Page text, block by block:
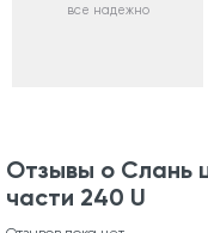
все надежно
Отзывы о Слань
части 240 U